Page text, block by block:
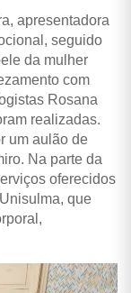
apresentadora
seguido
da mulher
com
Rosana
realizadas.
um aulão de
Na parte da
oferecidos
que